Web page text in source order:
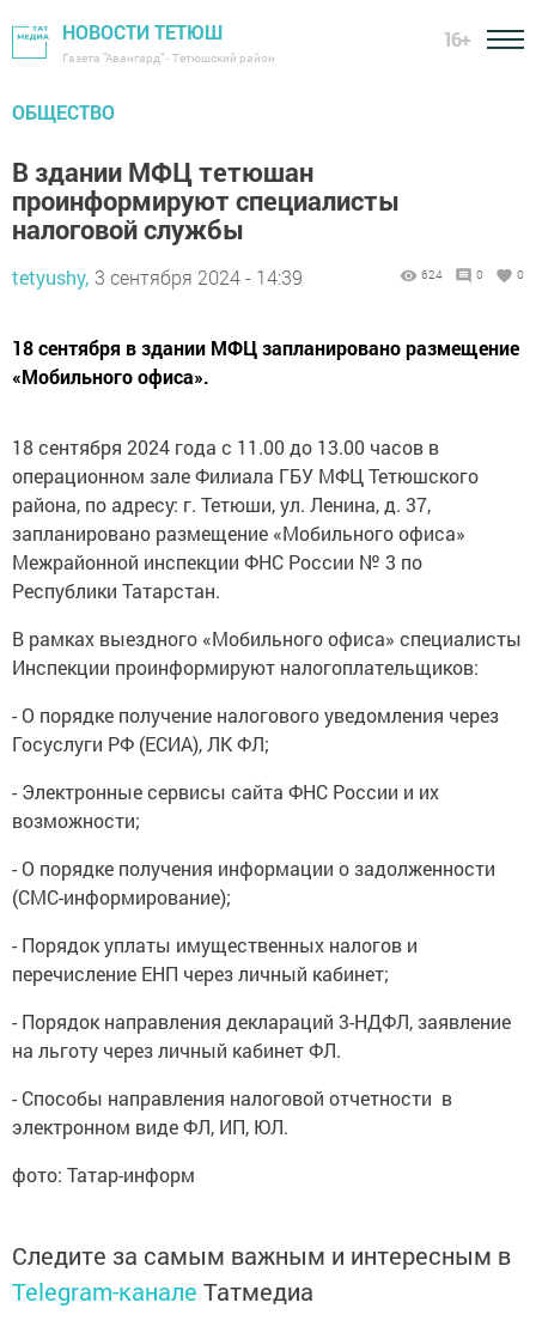
НОВОСТИ ТЕТЮШ
Газета "Авангард" - Тетюшский район
16+
ОБЩЕСТВО
В здании МФЦ тетюшан
проинформируют специалисты
налоговой службы
tetyushy, 3 сентября 2024 - 14:39 624 0 0
18 сентября в здании МФЦ запланировано размещение
«Мобильного офиса».
18 сентября 2024 года с 11.00 до 13.00 часов в
операционном зале Филиала ГБУ МФЦ Тетюшского
района, по адресу: г. Тетюши, ул. Ленина, д. 37,
запланировано размещение «Мобильного офиса»
Межрайонной инспекции ФНС России № 3 по
Республики Татарстан.
В рамках выездного «Мобильного офиса» специалисты
Инспекции проинформируют налогоплательщиков:
- О порядке получение налогового уведомления через
Госуслуги РФ (ЕСИА), ЛК ФЛ;
- Электронные сервисы сайта ФНС России и их
возможности;
- О порядке получения информации о задолженности
(СМС-информирование);
- Порядок уплаты имущественных налогов и
перечисление ЕНП через личный кабинет;
- Порядок направления деклараций 3-НДФЛ, заявление
на льготу через личный кабинет ФЛ.
- Способы направления налоговой отчетности в
электронном виде ФЛ, ИП, ЮЛ.
фото: Татар-информ
Следите за самым важным и интересным в
Telegram-канале Татмедиа